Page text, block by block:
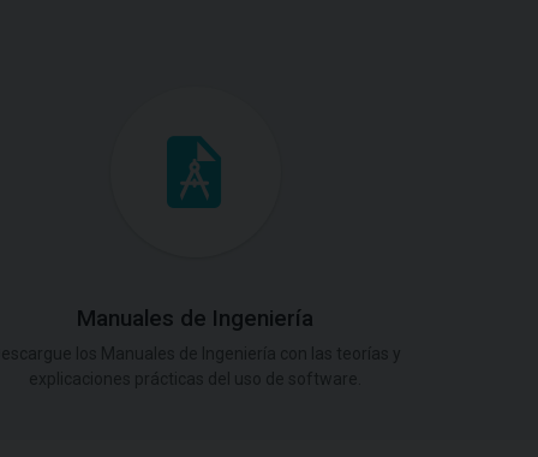
Manuales de Ingeniería